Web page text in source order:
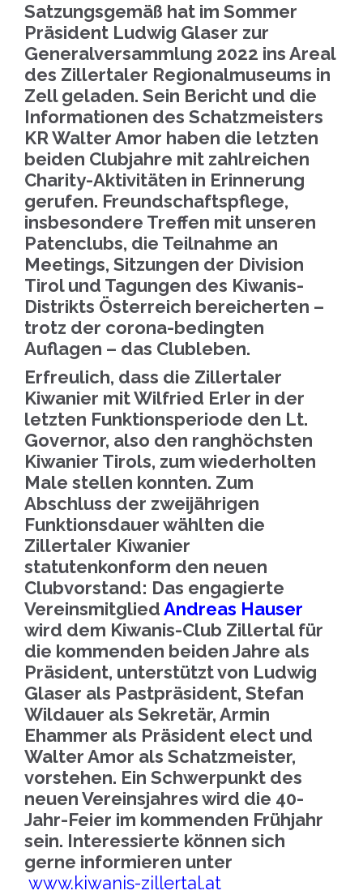
Satzungsgemäß hat im Sommer
Präsident Ludwig Glaser zur
Generalversammlung 2022 ins Areal
des Zillertaler Regionalmuseums in
Zell geladen. Sein Bericht und die
Informationen des Schatzmeisters
KR Walter Amor haben die letzten
beiden Clubjahre mit zahlreichen
Charity-Aktivitäten in Erinnerung
gerufen. Freundschaftspflege,
insbesondere Treffen mit unseren
Patenclubs, die Teilnahme an
Meetings, Sitzungen der Division
Tirol und Tagungen des Kiwanis-
Distrikts Österreich bereicherten –
trotz der corona-bedingten
Auflagen – das Clubleben.
Erfreulich, dass die Zillertaler
Kiwanier mit Wilfried Erler in der
letzten Funktionsperiode den Lt.
Governor, also den ranghöchsten
Kiwanier Tirols, zum wiederholten
Male stellen konnten. Zum
Abschluss der zweijährigen
Funktionsdauer wählten die
Zillertaler Kiwanier
statutenkonform den neuen
Clubvorstand: Das engagierte
VereinsmitgliedAndreas Hauser
wird dem Kiwanis-Club Zillertal für
die kommenden beiden Jahre als
Präsident, unterstützt von Ludwig
Glaser als Pastpräsident, Stefan
Wildauer als Sekretär, Armin
Ehammer als Präsident elect und
Walter Amor als Schatzmeister,
vorstehen. Ein Schwerpunkt des
neuen Vereinsjahres wird die 40-
Jahr-Feier im kommenden Frühjahr
sein. Interessierte können sich
gerne informieren unter
www.kiwanis-zillertal.at